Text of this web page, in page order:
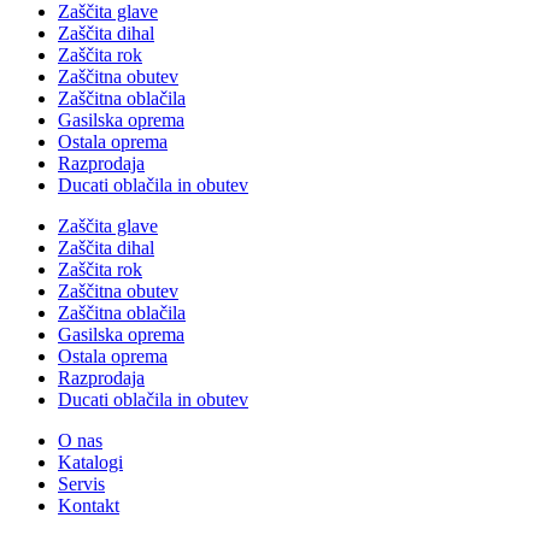
Zaščita glave
Zaščita dihal
Zaščita rok
Zaščitna obutev
Zaščitna oblačila
Gasilska oprema
Ostala oprema
Razprodaja
Ducati oblačila in obutev
Zaščita glave
Zaščita dihal
Zaščita rok
Zaščitna obutev
Zaščitna oblačila
Gasilska oprema
Ostala oprema
Razprodaja
Ducati oblačila in obutev
O nas
Katalogi
Servis
Kontakt